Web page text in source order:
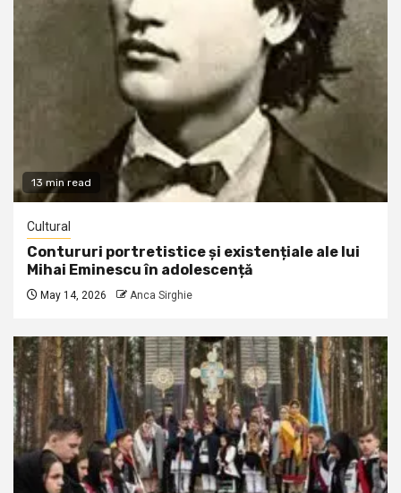
13 min read
Cultural
Contururi portretistice și existențiale ale lui
Mihai Eminescu în adolescență
May 14, 2026 Anca Sirghie